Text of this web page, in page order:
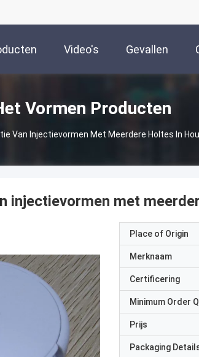
Video's Gevallen
Vormen Producten
Van Injectievormen Met Meerdere Holtes In
injectievormen met
Place of Origin
Merknaam
Certificering
Minimum Order
Prijs
Packaging